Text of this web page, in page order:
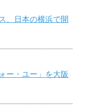
、日本の横浜で開
ー・ユー」を大阪